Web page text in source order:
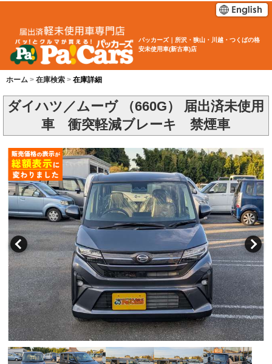
パッカーズ｜所沢・狭山・川越・つくばの格
安未使用車(新古車)店
ホーム 在庫検索 在庫詳細
ダイハツ／ムーヴ （660G） 届出済未使用
車 衝突軽減ブレーキ 禁煙車